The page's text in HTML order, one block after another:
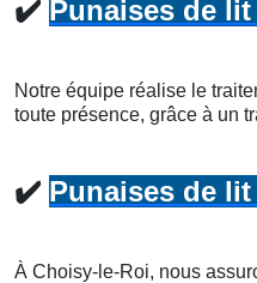
✔️ Punaises de
Notre équipe réalise le
toute présence, grâce à un
✔️ Punaises de
À Choisy-le-Roi, nous